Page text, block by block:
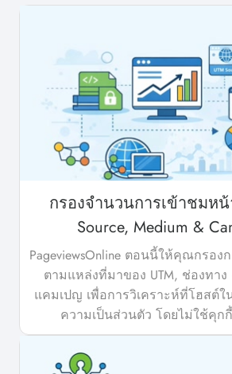
กรองจำนวนการเข้าชมหน้
Source, Medium &
PageviewsOnline ตอนนี้ให้คุณกรอง
ตามแหล่งที่มาของ UTM, ช่องทาง
แคมเปญ เพื่อการวิเคราะห์ที่โฮสต์ใ
ความเป็นส่วนตัว โดยไม่ใช้คุก